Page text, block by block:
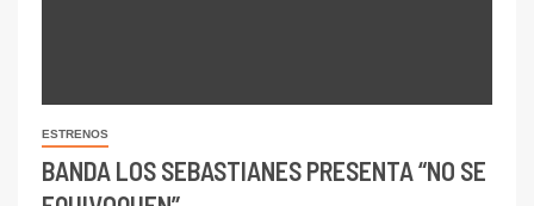
ESTRENOS
BANDA LOS SEBASTIANES PRESENTA “NO SE